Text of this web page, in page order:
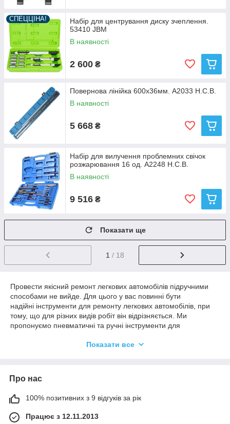
СПЕЦЦІНА!
Набір для центрування диску зчеплення.
53410 JBM
В наявності
2 600 ₴
Повернова лінійка 600х36мм. A2033 H.C.B.
В наявності
5 668 ₴
Набір для вилучення проблемних свічок
розжарювання 16 од. A2248 H.C.B.
В наявності
9 516 ₴
Показати ще
1 / 18
Провести якісний ремонт легкових автомобілів підручними
способами не вийде. Для цього у вас повинні бути
надійні інструменти для ремонту легкових автомобілів, при
тому, що для різних видів робіт він відрізняється. Ми
пропонуємо пневматичні та ручні інструменти для
автосервісу, СТО
Пневматичні інструменти для автосервісу використовуються
для виконання самих різноманітних робіт: від заливання
мастила до прокачування гальмівної системи. Пневматичні
інструменти для СТО мають кілька важливих переваг, які
Показати все
Про нас
100% позитивних з 9 відгуків за рік
Працює з 12.11.2013